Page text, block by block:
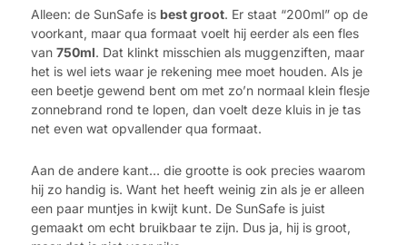
Alleen: de SunSafe is best groot. Er staat “200ml” op de
voorkant, maar qua formaat voelt hij eerder als een fles
van 750ml. Dat klinkt misschien als muggenziften, maar
het is wel iets waar je rekening mee moet houden. Als je
een beetje gewend bent om met zo’n normaal klein flesje
zonnebrand rond te lopen, dan voelt deze kluis in je tas
net even wat opvallender qua formaat.
Aan de andere kant… die grootte is ook precies waarom
hij zo handig is. Want het heeft weinig zin als je er alleen
een paar muntjes in kwijt kunt. De SunSafe is juist
gemaakt om echt bruikbaar te zijn. Dus ja, hij is groot,